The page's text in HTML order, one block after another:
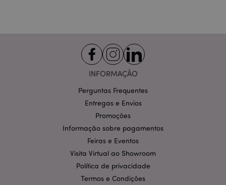
INFORMAÇÃO
Perguntas Frequentes
Entregas e Envios
Promoções
Informação sobre pagamentos
Feiras e Eventos
Visita Virtual ao Showroom
Política de privacidade
Termos e Condições
de utilizador e gestão de conta. O sítio web não
pode ser utilizado correctamente sem os cookies
estritamente necessários.
CookieScriptConsent